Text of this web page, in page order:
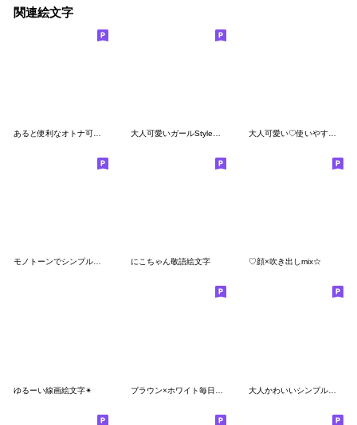
関連絵文字
大人可愛い♡使いやすいシンプル絵文字
モノトーンでシンプルな絵文字4 にこちゃん敬語絵文字 ♡顔×吹き出しmix☆
ゆるーい線画絵文字✴ 大人かわいいシンプルカラーの絵文字♡